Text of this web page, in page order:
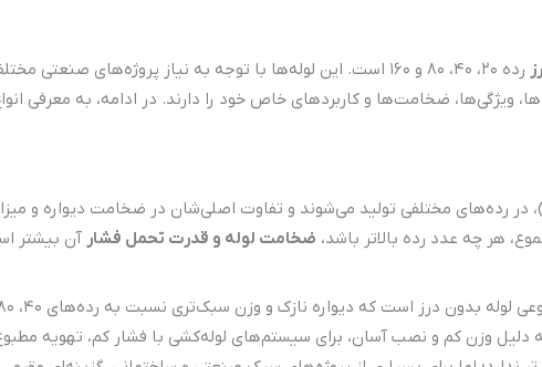
رده ۲۰، ۴۰، ۸۰ و ۱۶۰ است. این لوله‌ها با توجه به نیاز
ویژگی‌ها، ضخامت‌ها و کاربردهای خاص خود را دارند. در ادامه، به معرفی
ضخامت لوله و قدرت تحمل فشار آن بیشتر
دلیل وزن کم و نصب آسان، برای سیستم‌های لوله‌کشی با فشار کم، تهویه